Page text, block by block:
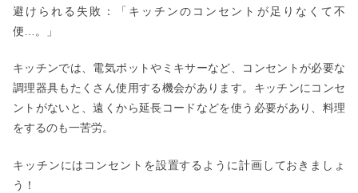
避けられる失敗：「キッチンのコンセントが足りなくて不
便…。」
キッチンでは、電気ポットやミキサーなど、コンセントが必要な
調理器具もたくさん使用する機会があります。キッチンにコンセ
ントがないと、遠くから延長コードなどを使う必要があり、料理
をするのも一苦労。
キッチンにはコンセントを設置するように計画しておきましょ
う！